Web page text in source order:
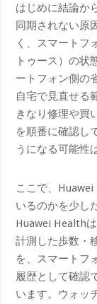
はじめに結論か
同期されない原
く、スマートフ
トゥース）の状
ートフォン側の
自宅で見直せる
きなり修理や買
を順番に確認し
うになる可能性
ここで、
いるのかを少し
Huawei Health
計測した歩数・
を、スマートフ
履歴として確認
います。ウォッ